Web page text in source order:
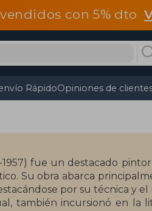
con 5% dto
RápidoOpiniones de
1957) fue un destacado
Su obra abarca
por su técnica y
también incursionó en la